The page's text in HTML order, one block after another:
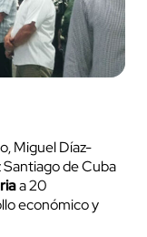
Miguel Díaz-
de Cuba
a 20
económico y